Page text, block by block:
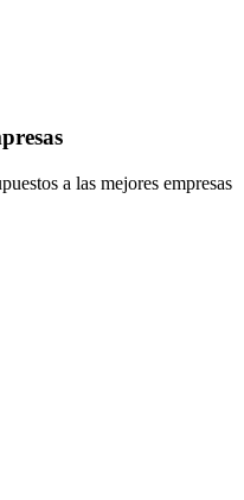
a las mejores empresas